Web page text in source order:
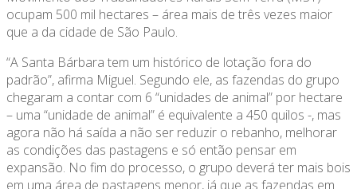
ocupam 500 mil hectares – área mais de três vezes maior
que a da cidade de São Paulo.
“A Santa Bárbara tem um histórico de lotação fora do
padrão”, afirma Miguel. Segundo ele, as fazendas do grupo
chegaram a contar com 6 “unidades de animal” por hectare
– uma “unidade de animal” é equivalente a 450 quilos -, mas
agora não há saída a não ser reduzir o rebanho, melhorar
as condições das pastagens e só então pensar em
expansão. No fim do processo, o grupo deverá ter mais bois
em uma área de pastagens menor, já que as fazendas em